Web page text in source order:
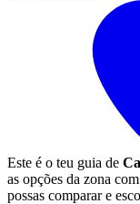
Este é o teu guia de
as opções da zona
possas comparar e